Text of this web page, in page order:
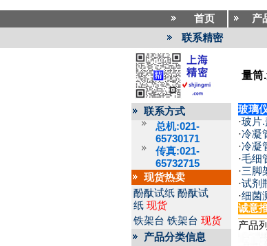
首页 产
联系精密
量筒
联系方式
总机:021-
65730171
传真:021-
65732715
现货热卖
酚酞试纸 酚酞试
纸 现货
铁架台 铁架台 现货
产品分类信息
玻璃
·玻片
·冷凝
·冷凝
·毛细
·三脚
·试剂
·细菌
诚意
产品